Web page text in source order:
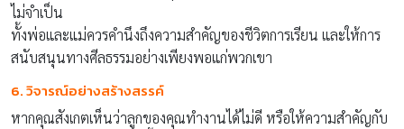
ไม่จำเป็น
ทั้งพ่อและแม่ควรคำนึงถึงความสำคัญของชีวิตการเรียน และให้การ
สนับสนุนทางศีลธรรมอย่างเพียงพอแก่พวกเขา
6. วิจารณ์อย่างสร้างสรรค์
หากคุณสังเกตเห็นว่าลูกของคุณทำงานได้ไม่ดี หรือให้ความสำคัญกับ